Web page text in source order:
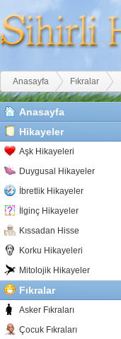
Buradasınız
Anasayfa Fıkralar
Anasayfa
Hikayeler
Aşk Hikayeleri
Duygusal Hikayeler
İbretlik Hikayeler
İlginç Hikayeler
Kıssadan Hisse
Korku Hikayeleri
Mitolojik Hikayeler
Fıkralar
Asker Fıkraları
Çocuk Fıkraları